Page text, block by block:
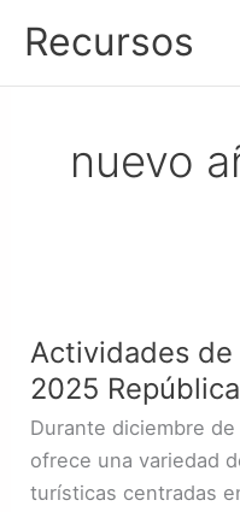
contenido
Recursos
nuevo
Actividades
2025
Durante diciembre
ofrece una variedad
turísticas centradas
Navidad
Diciembre
2025
República
Dominicana